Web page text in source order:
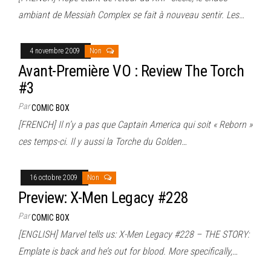
ambiant de Messiah Complex se fait à nouveau sentir. Les…
4 novembre 2009 Non
Avant-Première VO : Review The Torch
#3
ParCOMIC BOX
[FRENCH] Il n’y a pas que Captain America qui soit « Reborn »
ces temps-ci. Il y aussi la Torche du Golden…
16 octobre 2009 Non
Preview: X-Men Legacy #228
ParCOMIC BOX
[ENGLISH] Marvel tells us: X-Men Legacy #228 – THE STORY:
Emplate is back and he’s out for blood. More specifically,…